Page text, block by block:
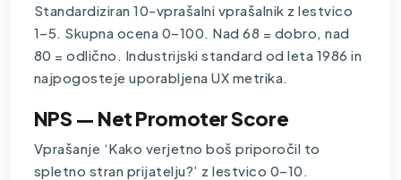
Standardiziran 10-vprašalni vprašalnik z lestvico
1–5. Skupna ocena 0–100. Nad 68 = dobro, nad
80 = odlično. Industrijski standard od leta 1986 in
najpogosteje uporabljena UX metrika.
NPS — Net Promoter Score
Vprašanje ‘Kako verjetno boš priporočil to
spletno stran prijatelju?’ z lestvico 0–10.